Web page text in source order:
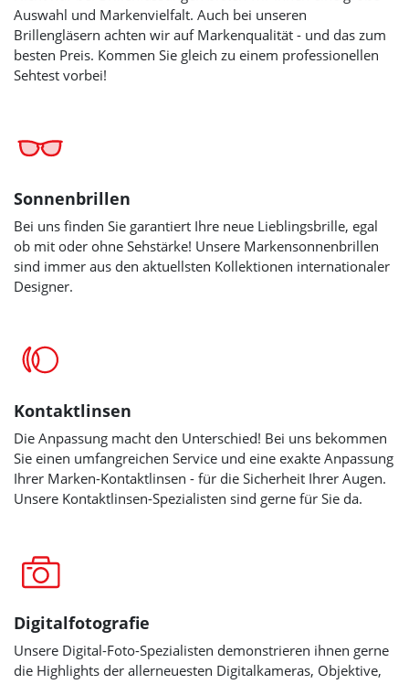
Auswahl und Markenvielfalt. Auch bei unseren
Brillengläsern achten wir auf Markenqualität - und das zum
besten Preis. Kommen Sie gleich zu einem professionellen
Sehtest vorbei!
Sonnenbrillen
Bei uns finden Sie garantiert Ihre neue Lieblingsbrille, egal
ob mit oder ohne Sehstärke! Unsere Markensonnenbrillen
sind immer aus den aktuellsten Kollektionen internationaler
Designer.
Kontaktlinsen
Die Anpassung macht den Unterschied! Bei uns bekommen
Sie einen umfangreichen Service und eine exakte Anpassung
Ihrer Marken-Kontaktlinsen - für die Sicherheit Ihrer Augen.
Unsere Kontaktlinsen-Spezialisten sind gerne für Sie da.
Digitalfotografie
Unsere Digital-Foto-Spezialisten demonstrieren ihnen gerne
die Highlights der allerneuesten Digitalkameras, Objektive,